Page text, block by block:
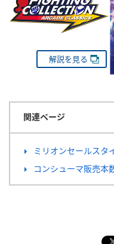
解説を見る
関連ページ
ミリオンセールスタ
コンシューマ販売本